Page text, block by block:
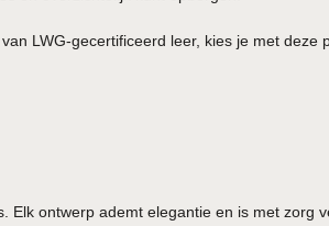
LWG-gecertificeerd leer, kies je met deze
Elk ontwerp ademt elegantie en is met zorg